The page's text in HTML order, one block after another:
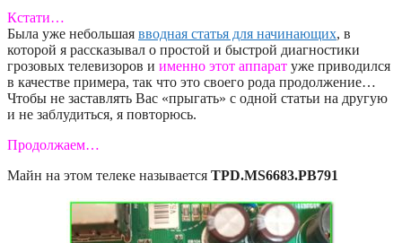
Кстати…
Была уже небольшая вводная статья для начинающих, в
которой я рассказывал о простой и быстрой диагностики
грозовых телевизоров и именно этот аппарат уже приводился
в качестве примера, так что это своего рода продолжение…
Чтобы не заставлять Вас «прыгать» с одной статьи на другую
и не заблудиться, я повторюсь.
Продолжаем…
Майн на этом телеке называется TPD.MS6683.PB791